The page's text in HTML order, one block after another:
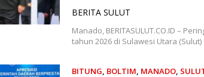
BERITA SULUT
Manado, BERITASULUT.CO.ID –
tahun 2026 di Sulawesi Utara
BITUNG, BOLTIM, MANADO,